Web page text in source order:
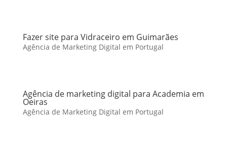
Fazer site para Vidraceiro em Guimarães
Agência de Marketing Digital em Portugal
Agência de marketing digital para Academia em
Oeiras
Agência de Marketing Digital em Portugal